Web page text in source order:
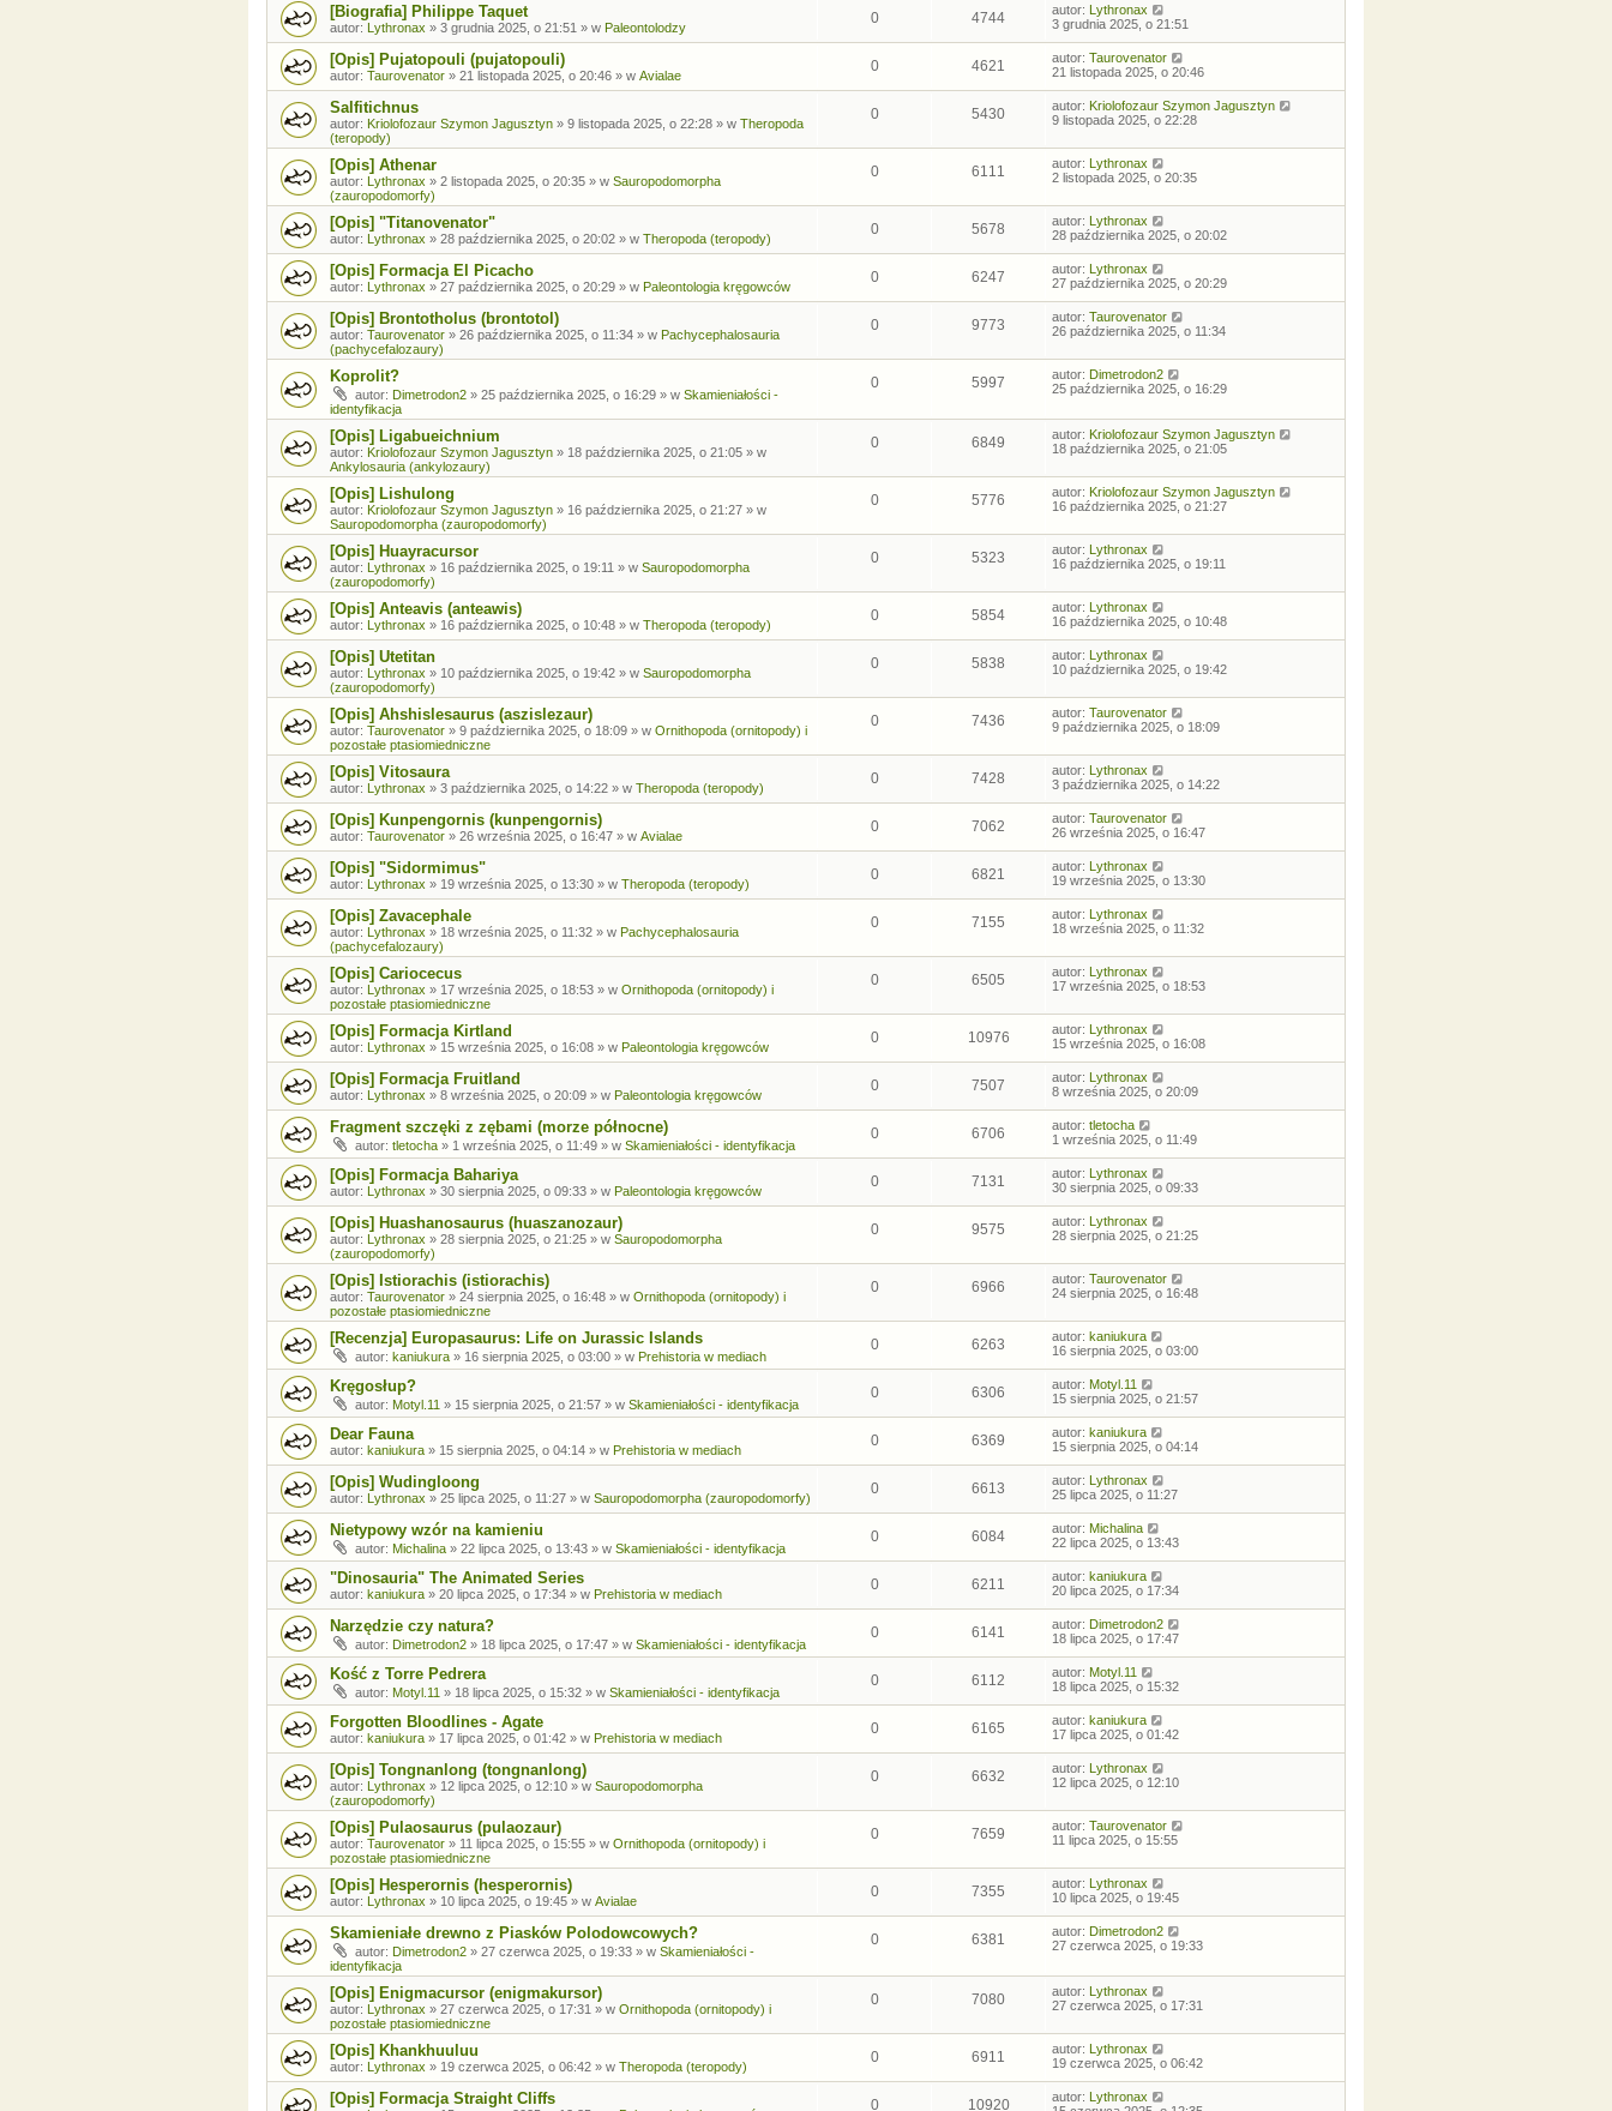
[Biografia] Philippe Taquet
autor: Lythronax » 3 grudnia 2025, o 21:51 » w Paleontolodzy
0 4744 autor: Lythronax
3 grudnia 2025, o 21:51
[Opis] Pujatopouli (pujatopouli)
autor: Taurovenator » 21 listopada 2025, o 20:46 » w Avialae
0 4621 autor: Taurovenator
21 listopada 2025, o 20:46
Salfitichnus
autor: Kriolofozaur Szymon Jagusztyn » 9 listopada 2025, o 22:28 » w Theropoda
(teropody)
0 5430 autor: Kriolofozaur Szymon Jagusztyn
9 listopada 2025, o 22:28
[Opis] Athenar
autor: Lythronax » 2 listopada 2025, o 20:35 » w Sauropodomorpha
(zauropodomorfy)
0 6111 autor: Lythronax
2 listopada 2025, o 20:35
[Opis] "Titanovenator"
autor: Lythronax » 28 października 2025, o 20:02 » w Theropoda (teropody)
0 5678 autor: Lythronax
28 października 2025, o 20:02
[Opis] Formacja El Picacho
autor: Lythronax » 27 października 2025, o 20:29 » w Paleontologia kręgowców
0 6247 autor: Lythronax
27 października 2025, o 20:29
[Opis] Brontotholus (brontotol)
autor: Taurovenator » 26 października 2025, o 11:34 » w Pachycephalosauria
(pachycefalozaury)
0 9773 autor: Taurovenator
26 października 2025, o 11:34
Koprolit?
autor: Dimetrodon2 » 25 października 2025, o 16:29 » w Skamieniałości -
identyfikacja
0 5997 autor: Dimetrodon2
25 października 2025, o 16:29
[Opis] Ligabueichnium
autor: Kriolofozaur Szymon Jagusztyn » 18 października 2025, o 21:05 » w
Ankylosauria (ankylozaury)
0 6849 autor: Kriolofozaur Szymon Jagusztyn
18 października 2025, o 21:05
[Opis] Lishulong
autor: Kriolofozaur Szymon Jagusztyn » 16 października 2025, o 21:27 » w
Sauropodomorpha (zauropodomorfy)
0 5776 autor: Kriolofozaur Szymon Jagusztyn
16 października 2025, o 21:27
[Opis] Huayracursor
autor: Lythronax » 16 października 2025, o 19:11 » w Sauropodomorpha
(zauropodomorfy)
0 5323 autor: Lythronax
16 października 2025, o 19:11
[Opis] Anteavis (anteawis)
autor: Lythronax » 16 października 2025, o 10:48 » w Theropoda (teropody)
0 5854 autor: Lythronax
16 października 2025, o 10:48
[Opis] Utetitan
autor: Lythronax » 10 października 2025, o 19:42 » w Sauropodomorpha
(zauropodomorfy)
0 5838 autor: Lythronax
10 października 2025, o 19:42
[Opis] Ahshislesaurus (aszislezaur)
autor: Taurovenator » 9 października 2025, o 18:09 » w Ornithopoda (ornitopody) i
pozostałe ptasiomiedniczne
0 7436 autor: Taurovenator
9 października 2025, o 18:09
[Opis] Vitosaura
autor: Lythronax » 3 października 2025, o 14:22 » w Theropoda (teropody)
0 7428 autor: Lythronax
3 października 2025, o 14:22
[Opis] Kunpengornis (kunpengornis)
autor: Taurovenator » 26 września 2025, o 16:47 » w Avialae
0 7062 autor: Taurovenator
26 września 2025, o 16:47
[Opis] "Sidormimus"
autor: Lythronax » 19 września 2025, o 13:30 » w Theropoda (teropody)
0 6821 autor: Lythronax
19 września 2025, o 13:30
[Opis] Zavacephale
autor: Lythronax » 18 września 2025, o 11:32 » w Pachycephalosauria
(pachycefalozaury)
0 7155 autor: Lythronax
18 września 2025, o 11:32
[Opis] Cariocecus
autor: Lythronax » 17 września 2025, o 18:53 » w Ornithopoda (ornitopody) i
pozostałe ptasiomiedniczne
0 6505 autor: Lythronax
17 września 2025, o 18:53
[Opis] Formacja Kirtland
autor: Lythronax » 15 września 2025, o 16:08 » w Paleontologia kręgowców
0 10976 autor: Lythronax
15 września 2025, o 16:08
[Opis] Formacja Fruitland
autor: Lythronax » 8 września 2025, o 20:09 » w Paleontologia kręgowców
0 7507 autor: Lythronax
8 września 2025, o 20:09
Fragment szczęki z zębami (morze północne)
autor: tletocha » 1 września 2025, o 11:49 » w Skamieniałości - identyfikacja
0 6706 autor: tletocha
1 września 2025, o 11:49
[Opis] Formacja Bahariya
autor: Lythronax » 30 sierpnia 2025, o 09:33 » w Paleontologia kręgowców
0 7131 autor: Lythronax
30 sierpnia 2025, o 09:33
[Opis] Huashanosaurus (huaszanozaur)
autor: Lythronax » 28 sierpnia 2025, o 21:25 » w Sauropodomorpha
(zauropodomorfy)
0 9575 autor: Lythronax
28 sierpnia 2025, o 21:25
[Opis] Istiorachis (istiorachis)
autor: Taurovenator » 24 sierpnia 2025, o 16:48 » w Ornithopoda (ornitopody) i
pozostałe ptasiomiedniczne
0 6966 autor: Taurovenator
24 sierpnia 2025, o 16:48
[Recenzja] Europasaurus: Life on Jurassic Islands
autor: kaniukura » 16 sierpnia 2025, o 03:00 » w Prehistoria w mediach
0 6263 autor: kaniukura
16 sierpnia 2025, o 03:00
Kręgosłup?
autor: Motyl.11 » 15 sierpnia 2025, o 21:57 » w Skamieniałości - identyfikacja
0 6306 autor: Motyl.11
15 sierpnia 2025, o 21:57
Dear Fauna
autor: kaniukura » 15 sierpnia 2025, o 04:14 » w Prehistoria w mediach
0 6369 autor: kaniukura
15 sierpnia 2025, o 04:14
[Opis] Wudingloong
autor: Lythronax » 25 lipca 2025, o 11:27 » w Sauropodomorpha (zauropodomorfy)
0 6613 autor: Lythronax
25 lipca 2025, o 11:27
Nietypowy wzór na kamieniu
autor: Michalina » 22 lipca 2025, o 13:43 » w Skamieniałości - identyfikacja
0 6084 autor: Michalina
22 lipca 2025, o 13:43
"Dinosauria" The Animated Series
autor: kaniukura » 20 lipca 2025, o 17:34 » w Prehistoria w mediach
0 6211 autor: kaniukura
20 lipca 2025, o 17:34
Narzędzie czy natura?
autor: Dimetrodon2 » 18 lipca 2025, o 17:47 » w Skamieniałości - identyfikacja
0 6141 autor: Dimetrodon2
18 lipca 2025, o 17:47
Kość z Torre Pedrera
autor: Motyl.11 » 18 lipca 2025, o 15:32 » w Skamieniałości - identyfikacja
0 6112 autor: Motyl.11
18 lipca 2025, o 15:32
Forgotten Bloodlines - Agate
autor: kaniukura » 17 lipca 2025, o 01:42 » w Prehistoria w mediach
0 6165 autor: kaniukura
17 lipca 2025, o 01:42
[Opis] Tongnanlong (tongnanlong)
autor: Lythronax » 12 lipca 2025, o 12:10 » w Sauropodomorpha
(zauropodomorfy)
0 6632 autor: Lythronax
12 lipca 2025, o 12:10
[Opis] Pulaosaurus (pulaozaur)
autor: Taurovenator » 11 lipca 2025, o 15:55 » w Ornithopoda (ornitopody) i
pozostałe ptasiomiedniczne
0 7659 autor: Taurovenator
11 lipca 2025, o 15:55
[Opis] Hesperornis (hesperornis)
autor: Lythronax » 10 lipca 2025, o 19:45 » w Avialae
0 7355 autor: Lythronax
10 lipca 2025, o 19:45
Skamieniałe drewno z Piasków Polodowcowych?
autor: Dimetrodon2 » 27 czerwca 2025, o 19:33 » w Skamieniałości -
identyfikacja
0 6381 autor: Dimetrodon2
27 czerwca 2025, o 19:33
[Opis] Enigmacursor (enigmakursor)
autor: Lythronax » 27 czerwca 2025, o 17:31 » w Ornithopoda (ornitopody) i
pozostałe ptasiomiedniczne
0 7080 autor: Lythronax
27 czerwca 2025, o 17:31
[Opis] Khankhuuluu
autor: Lythronax » 19 czerwca 2025, o 06:42 » w Theropoda (teropody)
0 6911 autor: Lythronax
19 czerwca 2025, o 06:42
[Opis] Formacja Straight Cliffs 0 10920 autor: Lythronax